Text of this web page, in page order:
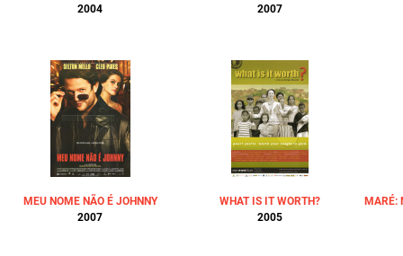
2004
2007
MEU NOME NÃO É JOHNNY
2007
WHAT IS IT WORTH?
2005
MARÉ: